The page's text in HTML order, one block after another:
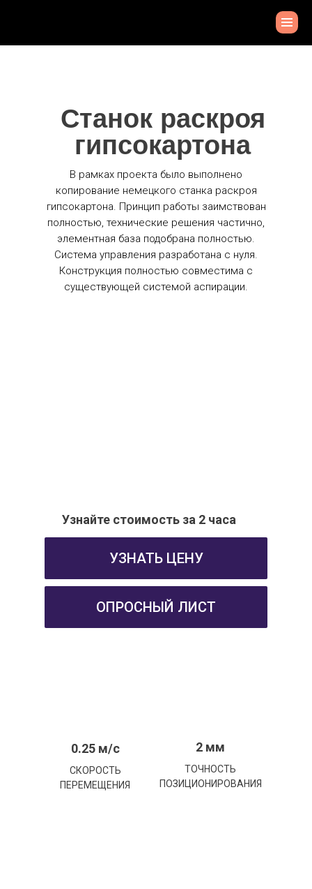
Станок раскроя
гипсокартона
Узнайте стоимость за 2 часа
УЗНАТЬ ЦЕНУ
ОПРОСНЫЙ ЛИСТ
В рамках проекта было выполнено
копирование немецкого станка раскроя
гипсокартона. Принцип работы заимствован
полностью, технические решения частично,
элементная база подобрана полностью.
Система управления разработана с нуля.
Конструкция полностью совместима с
существующей системой аспирации.
0.25 м/с
СКОРОСТЬ
ПЕРЕМЕЩЕНИЯ
2 мм
ТОЧНОСТЬ
ПОЗИЦИОНИРОВАНИЯ